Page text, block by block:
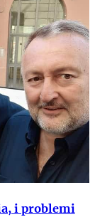
i problemi